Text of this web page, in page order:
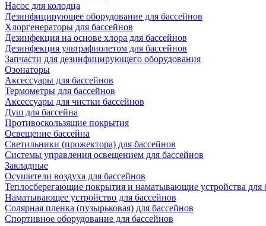
Насос для колодца
Дезинфицирующее оборудование для бассейнов
Хлоргенераторы для бассейнов
Дезинфекция на основе хлора для бассейнов
Дезинфекция ультрафиолетом для бассейнов
Запчасти для дезинфицирующего оборудования
Озонаторы
Аксессуары для бассейнов
Термометры для бассейнов
Аксессуары для чистки бассейнов
Душ для бассейна
Противоскользящие покрытия
Освещение бассейна
Светильники (прожектора) для бассейнов
Системы управления освещением для бассейнов
Закладные
Осушители воздуха для бассейнов
Теплосберегающие покрытия и наматывающие устройства для
Наматывающее устройство для бассейнов
Солярная пленка (пузырьковая) для бассейнов
Спортивное оборудование для бассейнов